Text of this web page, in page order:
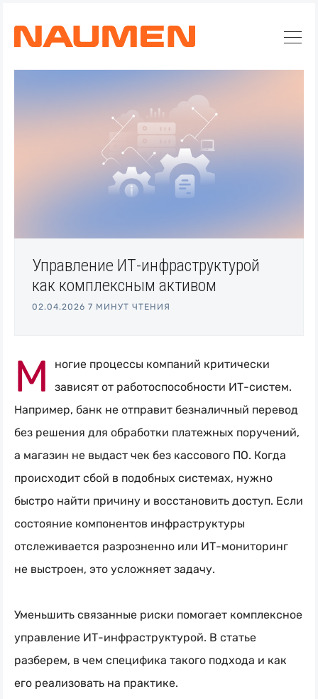
Блог
Naumen:
service
desk,
ITAM,
мониторинг
автоматизация
Управление ИТ-инфраструктурой
как комплексным активом
02.04.2026 7 МИНУТ ЧТЕНИЯ
М
ногие процессы компаний критически
зависят от работоспособности ИТ-систем.
Например, банк не отправит безналичный перевод
без решения для обработки платежных поручений,
а магазин не выдаст чек без кассового ПО. Когда
происходит сбой в подобных системах, нужно
быстро найти причину и восстановить доступ. Если
состояние компонентов инфраструктуры
отслеживается разрозненно или ИТ-мониторинг
не выстроен, это усложняет задачу.
Уменьшить связанные риски помогает комплексное
управление ИТ-инфраструктурой. В статье
разберем, в чем специфика такого подхода и как
его реализовать на практике.